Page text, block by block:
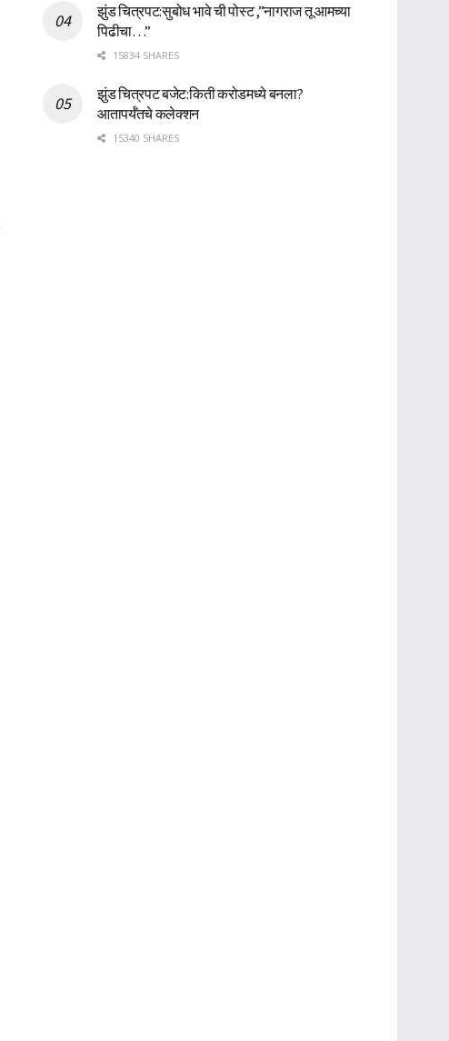
झुंड चित्रपट:सुबोध भावे ची पोस्ट ,”नागराज तू आमच्या
पिढीचा…”
15834 SHARES
झुंड चित्रपट बजेट:किती करोडमध्ये बनला?
आतापर्यँतचे कलेक्शन
15340 SHARES